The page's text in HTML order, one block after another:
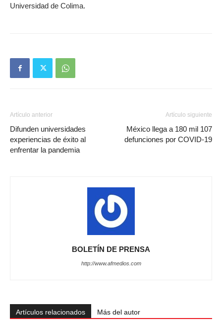
Universidad de Colima.
Artículo anterior
Difunden universidades
experiencias de éxito al
enfrentar la pandemia
Artículo siguiente
México llega a 180 mil 107
defunciones por COVID-19
BOLETÍN DE PRENSA
http://www.afmedios.com
Artículos relacionados Más del autor